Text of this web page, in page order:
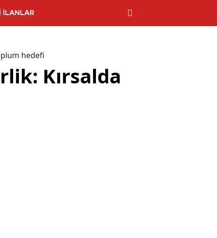
İLANLAR
hedefi
Kırsalda